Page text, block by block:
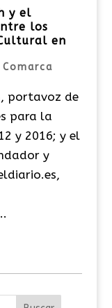
y el
los
en
Comarca
portavoz de
para la
y 2016; y el
y